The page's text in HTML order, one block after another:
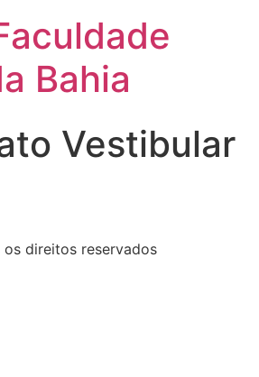
Bahia
Vestibular
os direitos reservados